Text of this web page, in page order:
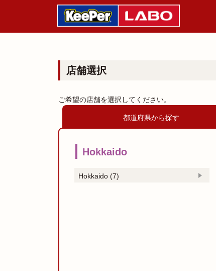
店舗選択
ご希望の店舗を選択してください。
都道府県から探す
Hokkaido
Hokkaido (7)